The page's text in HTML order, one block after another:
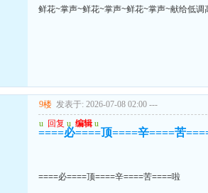
鲜花~掌声~鲜花~掌声~鲜花~掌声~献给低调
9楼 发表于: 2026-07-08 02:00 ---
u 回复 u 编辑 u
====必====顶====辛====苦
====必====顶====辛====苦====啦